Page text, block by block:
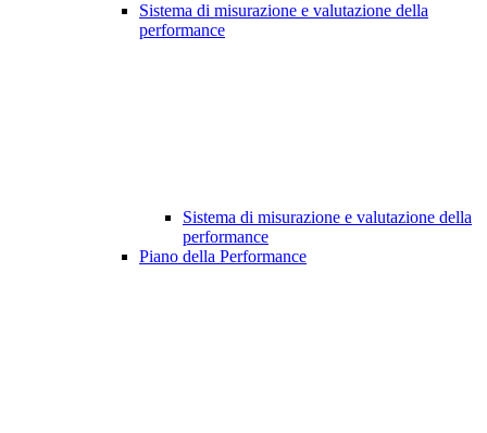
Sistema di misurazione e valutazione della
performance
Sistema di misurazione e valutazione della
performance
Piano della Performance